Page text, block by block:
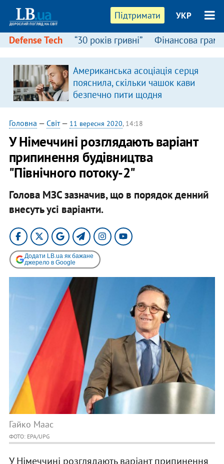
Підтримати УКР
Defense Tech “30 років гривні” Фінансова
Американська асоціація серця
пояснила, скільки чашок кави
безпечно пити щодня
Головна — Світ— 11 вересня 2020, 14:18
​У Німеччині розглядають варіант
припинення будівництва
"Північного потоку-2"
Голова МЗС зазначив, що в порядок денний
внесуть усі варіанти.
Додати LB.ua як бажане
джерело в Google
Гайко Маас
ФОТО: EPA/UPG
У Німеччині розглядають варіант припинення